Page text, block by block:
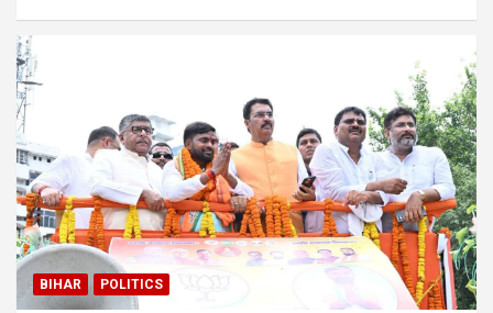
BIHAR POLITICS